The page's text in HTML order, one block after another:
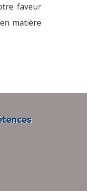
faveur
matière